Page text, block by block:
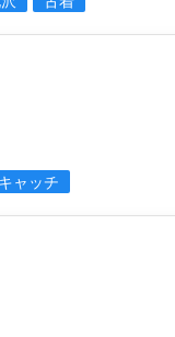
ャッチ